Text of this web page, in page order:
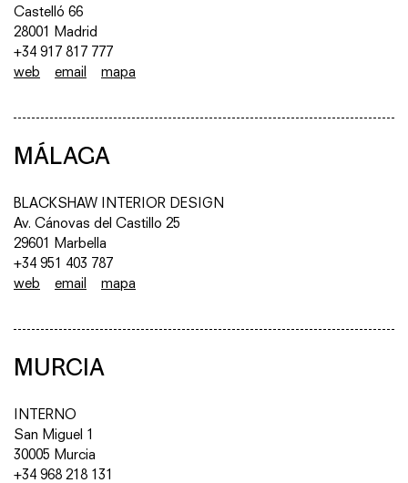
Castelló 66
28001 Madrid
+34 917 817 777
web
email mapa
MÁLAGA
BLACKSHAW INTERIOR DESIGN
Av. Cánovas del Castillo 25
29601 Marbella
+34 951 403 787
web
email mapa
MURCIA
INTERNO
San Miguel 1
30005 Murcia
+34 968 218 131